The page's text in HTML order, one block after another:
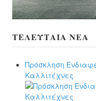
ΤΕΛΕΥΤΑΊΑ ΝΈΑ
Πρόσκληση
Καλλιτέχνες